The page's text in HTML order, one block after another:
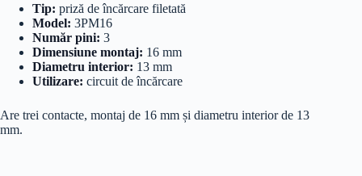
Tip: priză de încărcare filetată
Model: 3PM16
Număr pini: 3
Dimensiune montaj: 16 mm
Diametru interior: 13 mm
Utilizare: circuit de încărcare
Are trei contacte, montaj de 16 mm și diametru interior de 13
mm.